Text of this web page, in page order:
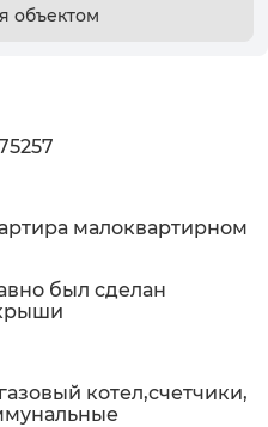
объектом
малоквартирном
был сделан
котел,счетчики,